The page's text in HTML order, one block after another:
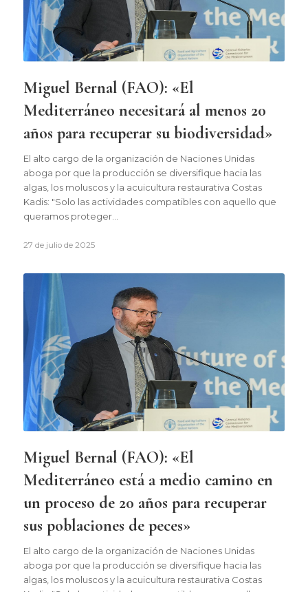
Miguel Bernal (FAO): «El
Mediterráneo necesitará al menos 20
años para recuperar su biodiversidad»
El alto cargo de la organización de Naciones Unidas
aboga por que la producción se diversifique hacia las
algas, los moluscos y la acuicultura restaurativa Costas
Kadis: "Solo las actividades compatibles con aquello que
queramos proteger…
27 de julio de 2025
Miguel Bernal (FAO): «El
Mediterráneo está a medio camino en
un proceso de 20 años para recuperar
sus poblaciones de peces»
El alto cargo de la organización de Naciones Unidas
aboga por que la producción se diversifique hacia las
algas, los moluscos y la acuicultura restaurativa Costas